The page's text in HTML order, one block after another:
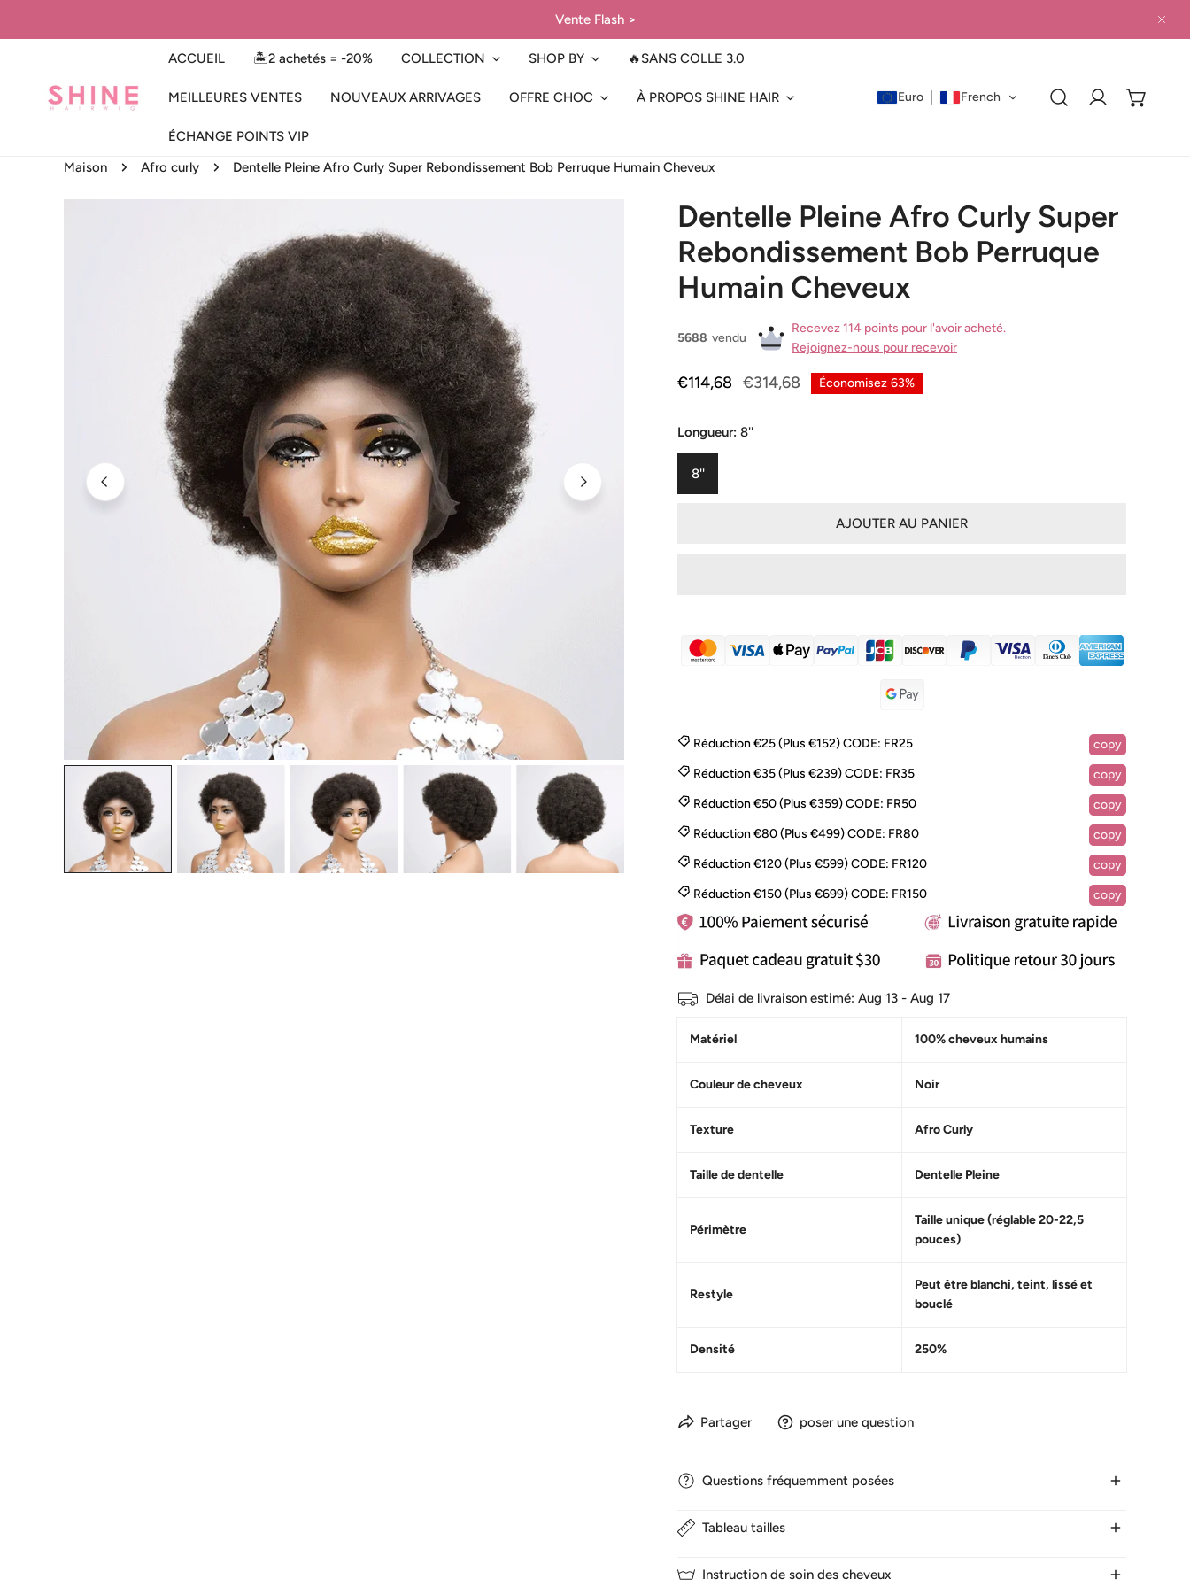
Vente Flash>
ACCUEIL
🏝️2 achetés = -20% COLLECTION SHOP BY 🔥SANS COLLE 3.0
MEILLEURES VENTES NOUVEAUX ARRIVAGES OFFRE CHOC À PROPOS SHINE HAIR
ÉCHANGE POINTS VIP
Euro French
Connexion
Maison Afro curly Dentelle Pleine Afro Curly Super Rebondissement Bob Perruque Humain Cheveux
OUVRIR LE MÉDIA DANS LA VUE GALERIE OUVRIR LE MÉDIA DANS LA VUE GALERIE
Dentelle Pleine Afro Curly Super
Rebondissement Bob Perruque
Humain Cheveux
5688 vendu
Recevez 114 points pour l'avoir acheté.
Rejoignez-nous pour recevoir
Prix
vente
€114,68
Prix
€314,68 Économisez 63%
Longueur: 8''
8''
AJOUTER AU PANIER
Réduction €25 (Plus €152)CODE: FR25
copy
Réduction €35 (Plus €239)CODE: FR35
copy
Réduction €50 (Plus €359)CODE: FR50
copy
Réduction €80 (Plus €499)CODE: FR80
copy
Réduction €120 (Plus €599)CODE: FR120
copy
Réduction €150 (Plus €699)CODE: FR150 copy
Délai de livraison estimé: Aug 13 - Aug 17
Matériel 100% cheveux humains
Couleur de cheveux Noir
Texture Afro Curly
Taille de dentelle Dentelle Pleine
Périmètre
Taille unique (réglable 20-22,5
pouces)
Restyle
Peut être blanchi, teint, lissé et
bouclé
Densité 250%
Partager poser une question
Questions fréquemment posées
1. Combien de temps dure la livraison ?
Il faut 3-5 jours pour la France. 5-7 jours vers d'autres pays.
Tableau tailles
Instruction de soin des cheveux